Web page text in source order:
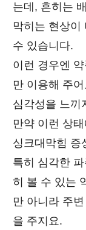
는데, 흔히는
막히는 현상이
수 있습니다.
이런 경우엔
만 이용해 주
심각성을 느끼
만약 이런 상
싱크대막힘 증
특히 심각한
히 볼 수 있는
만 아니라 주
을 주지요.